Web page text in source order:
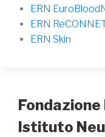
ERN
ERN
ERN Skin
Fondazione
Istituto